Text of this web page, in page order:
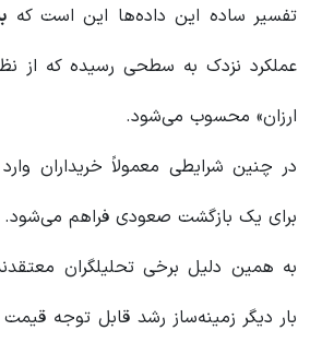
تفسیر ساده این داده‌ها این است که
عملکرد نزدک به سطحی رسیده که از
ارزان» محسوب می‌شود.
در چنین شرایطی معمولاً خریداران
برای یک بازگشت صعودی فراهم می‌شود.
به همین دلیل برخی تحلیلگران
بار دیگر زمینه‌ساز رشد قابل توجه